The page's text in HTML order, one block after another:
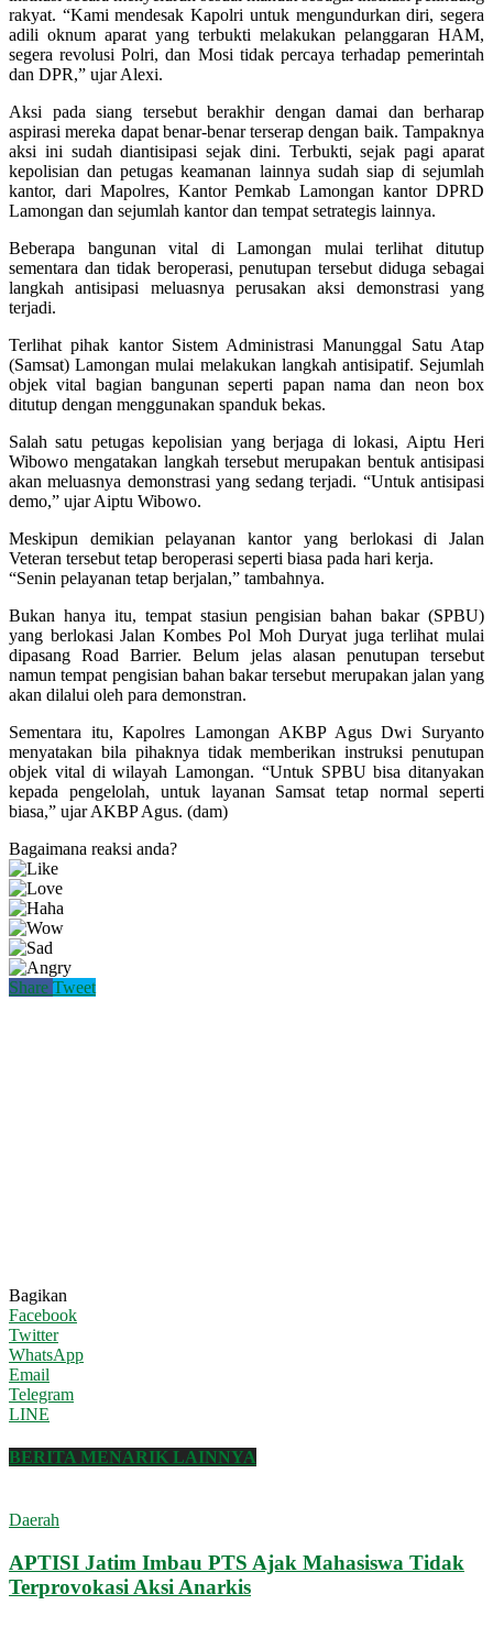
rakyat. “Kami mendesak Kapolri untuk mengundurkan diri, segera
adili oknum aparat yang terbukti melakukan pelanggaran HAM,
segera revolusi Polri, dan Mosi tidak percaya terhadap pemerintah
dan DPR,” ujar Alexi.
Aksi pada siang tersebut berakhir dengan damai dan berharap
aspirasi mereka dapat benar-benar terserap dengan baik. Tampaknya
aksi ini sudah diantisipasi sejak dini. Terbukti, sejak pagi aparat
kepolisian dan petugas keamanan lainnya sudah siap di sejumlah
kantor, dari Mapolres, Kantor Pemkab Lamongan kantor DPRD
Lamongan dan sejumlah kantor dan tempat setrategis lainnya.
Beberapa bangunan vital di Lamongan mulai terlihat ditutup
sementara dan tidak beroperasi, penutupan tersebut diduga sebagai
langkah antisipasi meluasnya perusakan aksi demonstrasi yang
terjadi.
Terlihat pihak kantor Sistem Administrasi Manunggal Satu Atap
(Samsat) Lamongan mulai melakukan langkah antisipatif. Sejumlah
objek vital bagian bangunan seperti papan nama dan neon box
ditutup dengan menggunakan spanduk bekas.
Salah satu petugas kepolisian yang berjaga di lokasi, Aiptu Heri
Wibowo mengatakan langkah tersebut merupakan bentuk antisipasi
akan meluasnya demonstrasi yang sedang terjadi. “Untuk antisipasi
demo,” ujar Aiptu Wibowo.
Meskipun demikian pelayanan kantor yang berlokasi di Jalan
Veteran tersebut tetap beroperasi seperti biasa pada hari kerja.
“Senin pelayanan tetap berjalan,” tambahnya.
Bukan hanya itu, tempat stasiun pengisian bahan bakar (SPBU)
yang berlokasi Jalan Kombes Pol Moh Duryat juga terlihat mulai
dipasang Road Barrier. Belum jelas alasan penutupan tersebut
namun tempat pengisian bahan bakar tersebut merupakan jalan yang
akan dilalui oleh para demonstran.
Sementara itu, Kapolres Lamongan AKBP Agus Dwi Suryanto
menyatakan bila pihaknya tidak memberikan instruksi penutupan
objek vital di wilayah Lamongan. “Untuk SPBU bisa ditanyakan
kepada pengelolah, untuk layanan Samsat tetap normal seperti
biasa,” ujar AKBP Agus. (dam)
Bagaimana reaksi anda?
Share Tweet
Bagikan
Facebook
Twitter
WhatsApp
Email
Telegram
LINE
BERITA MENARIK LAINNYA
Daerah
APTISI Jatim Imbau PTS Ajak Mahasiswa Tidak
Terprovokasi Aksi Anarkis